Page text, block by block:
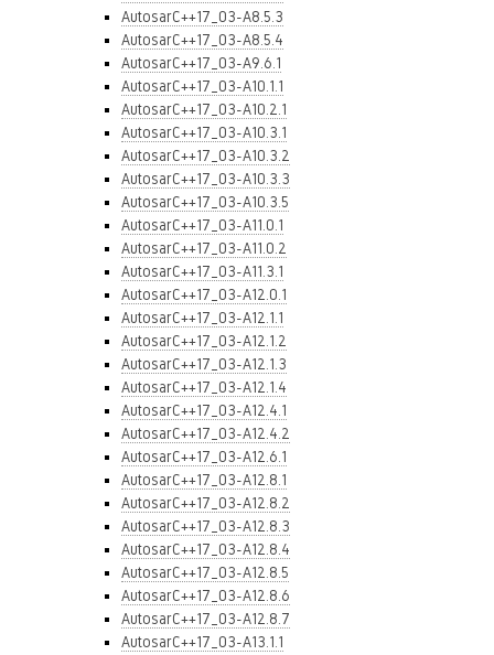
AutosarC++17_03-A8.5.3
AutosarC++17_03-A8.5.4
AutosarC++17_03-A9.6.1
AutosarC++17_03-A10.1.1
AutosarC++17_03-A10.2.1
AutosarC++17_03-A10.3.1
AutosarC++17_03-A10.3.2
AutosarC++17_03-A10.3.3
AutosarC++17_03-A10.3.5
AutosarC++17_03-A11.0.1
AutosarC++17_03-A11.0.2
AutosarC++17_03-A11.3.1
AutosarC++17_03-A12.0.1
AutosarC++17_03-A12.1.1
AutosarC++17_03-A12.1.2
AutosarC++17_03-A12.1.3
AutosarC++17_03-A12.1.4
AutosarC++17_03-A12.4.1
AutosarC++17_03-A12.4.2
AutosarC++17_03-A12.6.1
AutosarC++17_03-A12.8.1
AutosarC++17_03-A12.8.2
AutosarC++17_03-A12.8.3
AutosarC++17_03-A12.8.4
AutosarC++17_03-A12.8.5
AutosarC++17_03-A12.8.6
AutosarC++17_03-A12.8.7
AutosarC++17_03-A13.1.1